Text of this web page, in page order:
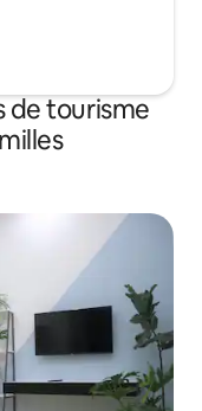
de tourisme